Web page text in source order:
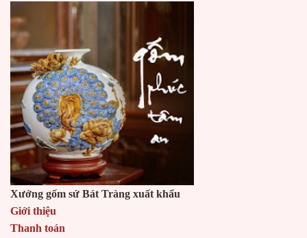
Xưởng gốm sứ Bát Tràng xuất khẩu
Giới thiệu
Thanh toán